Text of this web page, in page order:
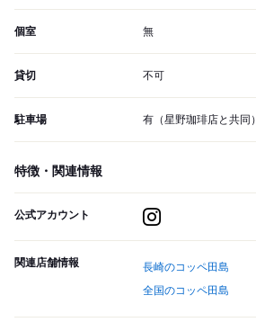
個室 無
貸切 不可
駐車場 有（星野珈琲店と共同）
特徴・関連情報
公式アカウント
関連店舗情報
長崎のコッペ田島
全国のコッペ田島